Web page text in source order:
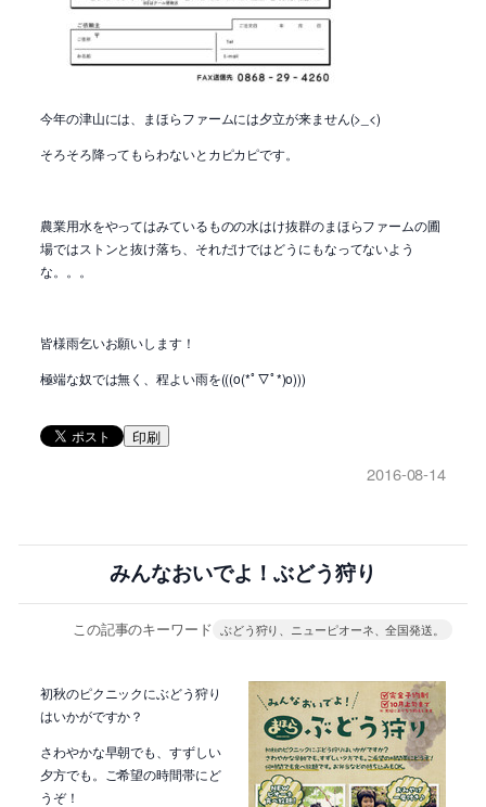
今年の津山には、まほらファームには夕立が来ません(>_<)
そろそろ降ってもらわないとカピカピです。
農業用水をやってはみているものの水はけ抜群のまほらファームの圃
場ではストンと抜け落ち、それだけではどうにもなってないよう
な。。。
皆様雨乞いお願いします！
極端な奴では無く、程よい雨を(((o(*ﾟ▽ﾟ*)o)))
印刷
2016-08-14
みんなおいでよ！ぶどう狩り
この記事のキーワード ぶどう狩り、ニューピオーネ、全国発送。
初秋のピクニックにぶどう狩り
はいかがですか？
さわやかな早朝でも、すずしい
夕方でも。ご希望の時間帯にど
うぞ！